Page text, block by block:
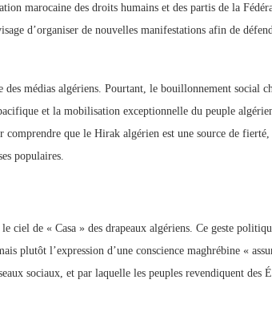
marocaine des droits humains et des partis de la
d’organiser de nouvelles manifestations afin de
médias algériens. Pourtant, le bouillonnement social
et la mobilisation exceptionnelle du peuple
que le Hirak algérien est une source de
populaires.
ciel de « Casa » des drapeaux algériens. Ce geste
plutôt l’expression d’une conscience maghrébine «
sociaux, et par laquelle les peuples revendiquent des